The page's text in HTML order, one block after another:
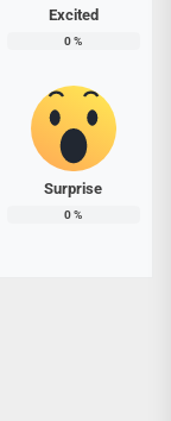
Excited
0%
Surprise
0%